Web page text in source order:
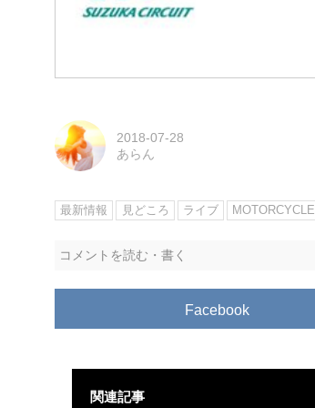
2018-07-28
あらん
最新情報 見どころ ライブ MOTORCYCLE
コメントを読む・書く
Facebook
関連記事